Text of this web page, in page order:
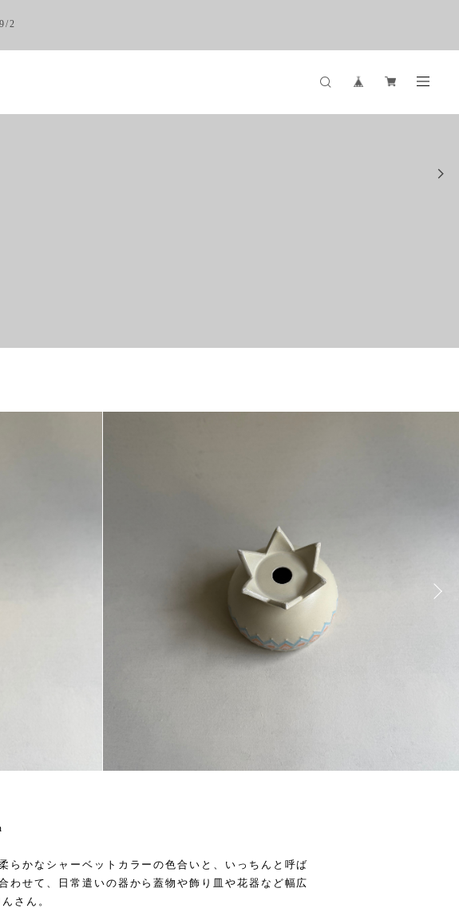
2
らかなシャーベットカラーの色合いと、いっちんと呼ば
わせて、日常遣いの器から蓋物や飾り皿や花器など幅広
さん。